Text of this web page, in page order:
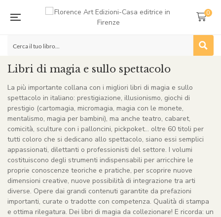
0
Libri di magia e sullo spettacolo
La più importante collana con i migliori libri di magia e sullo
spettacolo in italiano: prestigiazione, illusionismo, giochi di
prestigio (cartomagia, micromagia, magia con le monete,
mentalismo, magia per bambini), ma anche teatro, cabaret,
comicità, sculture con i palloncini, pickpoket… oltre 60 titoli per
tutti coloro che si dedicano allo spettacolo, siano essi semplici
appassionati, dilettanti o professionisti del settore. I volumi
costituiscono degli strumenti indispensabili per arricchire le
proprie conoscenze teoriche e pratiche, per scoprire nuove
dimensioni creative, nuove possibilità di integrazione tra arti
diverse. Opere dai grandi contenuti garantite da prefazioni
importanti, curate o tradotte con competenza. Qualità di stampa
e ottima rilegatura. Dei libri di magia da collezionare! E ricorda: un